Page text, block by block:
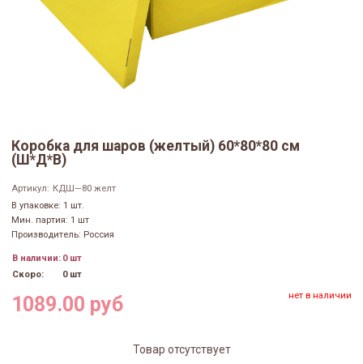
Коробка для шаров (желтый) 60*80*80 см
(Ш*Д*В)
Артикул: КДШ—80 желт
В упаковке: 1 шт.
Мин. партия: 1 шт
Производитель: Россия
В наличии: 0 шт
Скоро:
0 шт
1089.00 руб нет в наличии
Товар отсутствует